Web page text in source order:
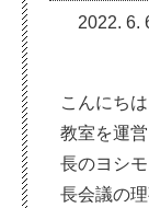
2022. 6.
こんにち
教室を運
長のヨシ
長会議の